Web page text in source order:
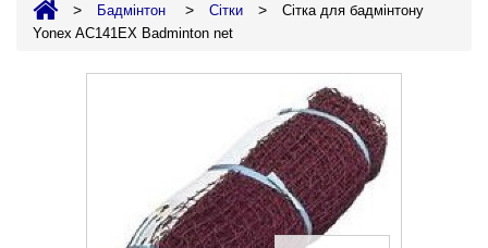
> Бадмінтон > Сітки >
Сітка для бадмінтону
Yonex AC141EX Badminton net